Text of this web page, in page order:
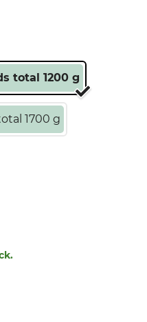
total 1200 g
1700 g